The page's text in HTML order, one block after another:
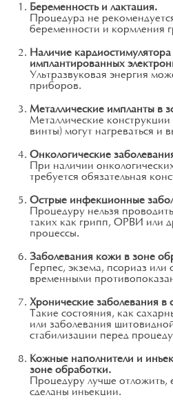
Беременность и лактация.
Процедура не
беременности и кормления
Наличие
имплантированных
Ультразвуковая энергия
приборов.
Металлические импланты в
Металлические
винты) могут нагреваться и
Онкологические
При наличии
требуется обязательная
Острые инфекционные
Процедуру нельзя
таких как грипп, ОРВИ или
процессы.
Заболевания кожи в зоне
Герпес, экзема, псориаз
временными
Хронические заболевания в
Такие состояния, как
или заболевания
стабилизации перед
Кожные наполнители и
зоне обработки.
Процедуру лучше отложить,
сделаны инъекции.